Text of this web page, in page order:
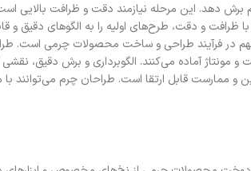
دهد. این مرحله نیازمند دقت و ظرافت بالایی
و دقت، طرح‌های اولیه را به الگوهای دقیق
در فرآیند طراحی و ساخت محصولات چرمی است.
مونتاژ آماده می‌کنند. الگوبرداری و برش دقیق،
و ممارست قابل ارتقا است. طراحان چرم می‌توانند